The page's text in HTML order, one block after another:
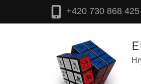
+420 730 868 425